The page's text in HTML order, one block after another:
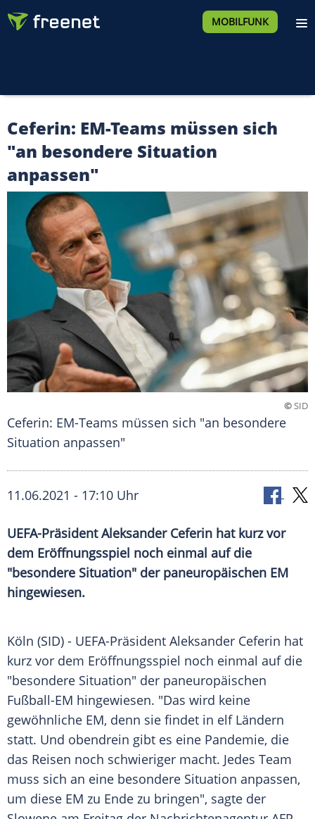
MOBILFUNK
Ceferin: EM-Teams müssen sich
"an besondere Situation
anpassen"
©SID
Ceferin: EM-Teams müssen sich "an besondere
Situation anpassen"
11.06.2021 - 17:10 Uhr
UEFA-PräsidentAleksander Ceferin hat kurz vor
dem Eröffnungsspiel noch einmal auf die
"besondere Situation" der paneuropäischen EM
hingewiesen.
Köln (SID) - UEFA-Präsident Aleksander Ceferin hat
kurz vor dem Eröffnungsspiel noch einmal auf die
"besondere Situation" der paneuropäischen
Fußball-EM hingewiesen. "Das wird keine
gewöhnliche EM, denn sie findet in elf Ländern
statt. Und obendrein gibt es eine Pandemie, die
das Reisen noch schwieriger macht. Jedes Team
muss sich an eine besondere Situation anpassen,
um diese EM zu Ende zu bringen", sagte der